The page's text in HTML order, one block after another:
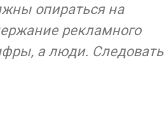
опираться на
рекламного
а люди. Следовать